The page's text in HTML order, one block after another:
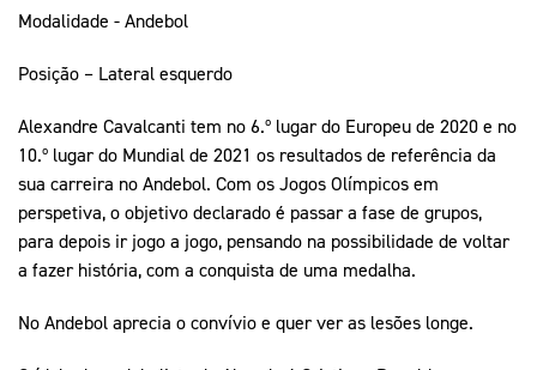
Modalidade - Andebol
Posição – Lateral esquerdo
Alexandre Cavalcanti tem no 6.º lugar do Europeu de 2020 e no
10.º lugar do Mundial de 2021 os resultados de referência da
sua carreira no Andebol. Com os Jogos Olímpicos em
perspetiva, o objetivo declarado é passar a fase de grupos,
para depois ir jogo a jogo, pensando na possibilidade de voltar
a fazer história, com a conquista de uma medalha.
No Andebol aprecia o convívio e quer ver as lesões longe.